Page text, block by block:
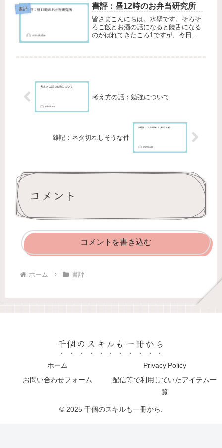
になります。横山 隆治著の新トリプ
ルメディアマーケティングです。タイ
ト...
書評 書評：昼12時のお弁当研究所
皆さまこんにちは。水壁です。そろそ
ろご飯とお酒の話になると饒舌になる
のがばれてきたころ1ですが、今日も
考え方の話：勉強について
雑記：ネタ切れしそうな件
コメント
コメントを書き込む
ホーム 書評
千個のスキルも一冊から
ホーム
Privacy Policy
お問い合わせフォーム
配信等で利用していたアイテム一
覧
© 2025 千個のスキルも一冊から.